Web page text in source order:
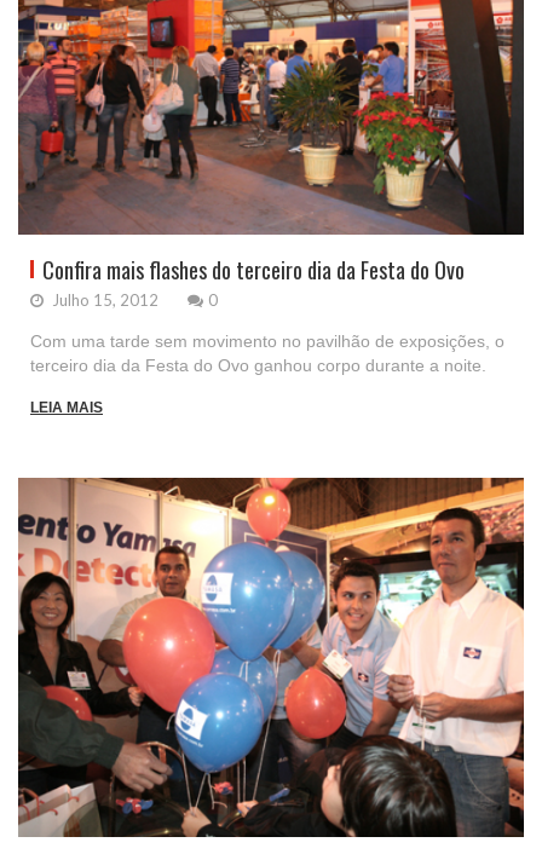
Confira mais flashes do terceiro dia da Festa do Ovo
Julho 15, 2012 0
Com uma tarde sem movimento no pavilhão de exposições, o
terceiro dia da Festa do Ovo ganhou corpo durante a noite.
LEIA MAIS